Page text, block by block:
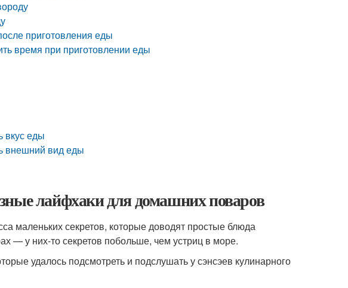
приготовления еды
время при приготовлении еды
вкус еды
внешний вид еды
лайфхаки для домашних поваров
маленьких секретов, которые доводят простые блюда
— у них-то секретов побольше, чем устриц в море.
удалось подсмотреть и подслушать у сэнсэев кулинарного